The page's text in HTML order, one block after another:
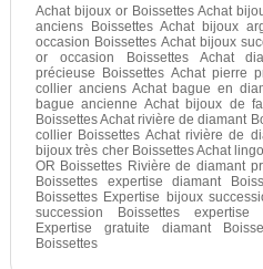
Achat bijoux or Boissettes Achat
anciens Boissettes Achat bijoux
occasion Boissettes Achat bijoux
or occasion Boissettes Achat
précieuse Boissettes Achat pierre
collier anciens Achat bague en
bague ancienne Achat bijoux de
Boissettes Achat rivière de diamant
collier Boissettes Achat rivière de
bijoux très cher Boissettes Achat
OR Boissettes Rivière de diamant
Boissettes expertise diamant
Boissettes Expertise bijoux
succession Boissettes
Expertise gratuite diamant
Boissettes